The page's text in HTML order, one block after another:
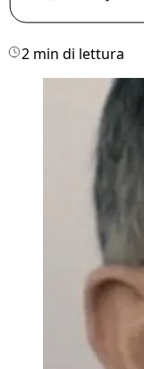
2 min di lettura